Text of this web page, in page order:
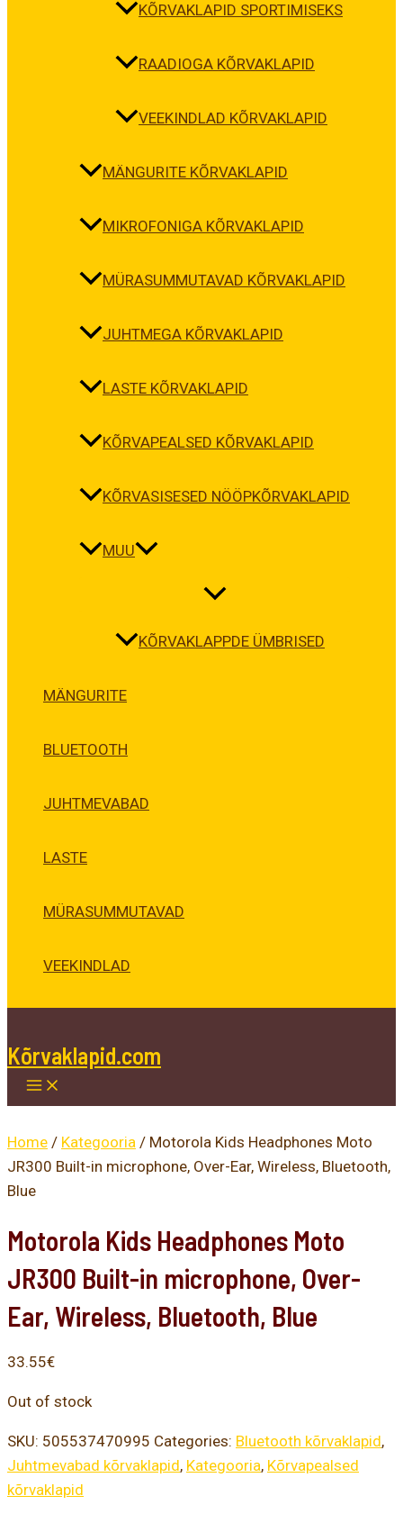
KÕRVAKLAPID SPORTIMISEKS
RAADIOGA KÕRVAKLAPID
VEEKINDLAD KÕRVAKLAPID
MÄNGURITE KÕRVAKLAPID
MIKROFONIGA KÕRVAKLAPID
MÜRASUMMUTAVAD KÕRVAKLAPID
JUHTMEGA KÕRVAKLAPID
LASTE KÕRVAKLAPID
KÕRVAPEALSED KÕRVAKLAPID
KÕRVASISESED NÖÖPKÕRVAKLAPID
MUU
KÕRVAKLAPPDE ÜMBRISED
MÄNGURITE
BLUETOOTH
JUHTMEVABAD
LASTE
MÜRASUMMUTAVAD
VEEKINDLAD
Kõrvaklapid.com
Home / Kategooria / Motorola Kids Headphones Moto
JR300 Built-in microphone, Over-Ear, Wireless, Bluetooth,
Blue
Motorola Kids Headphones Moto
JR300 Built-in microphone, Over-
Ear, Wireless, Bluetooth, Blue
33.55€
Out of stock
SKU: 505537470995 Categories: Bluetooth kõrvaklapid,
Juhtmevabad kõrvaklapid, Kategooria, Kõrvapealsed
kõrvaklapid